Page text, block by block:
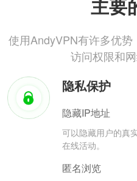
主要
使用AndyVPN有许多优势
访问权限和
隐私保护
隐藏IP地址
可以隐藏用户的真
在线活动。
匿名浏览